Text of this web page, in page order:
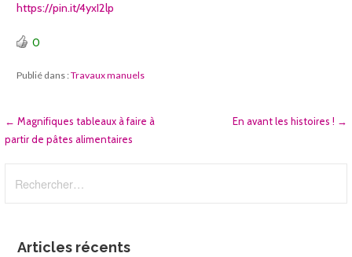
https://pin.it/4yxI2lp
0
Publié dans :Travaux manuels
Navigation
l’article
← Magnifiques tableaux à faire à
partir de pâtes alimentaires
En avant les histoires ! →
Articles récents